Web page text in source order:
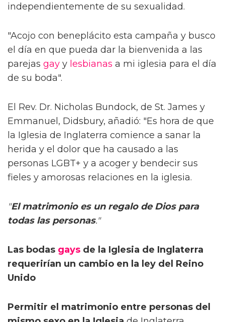
independientemente de su sexualidad.
"Acojo con beneplácito esta campaña y busco
el día en que pueda dar la bienvenida a las
parejas gay y lesbianas a mi iglesia para el día
de su boda".
El Rev. Dr. Nicholas Bundock, de St. James y
Emmanuel, Didsbury, añadió: "Es hora de que
la Iglesia de Inglaterra comience a sanar la
herida y el dolor que ha causado a las
personas LGBT+ y a acoger y bendecir sus
fieles y amorosas relaciones en la iglesia.
"El matrimonio es un regalo de Dios para
todas las personas."
Las bodas gays de la Iglesia de Inglaterra
requerirían un cambio en la ley del Reino
Unido
Permitir el matrimonio entre personas del